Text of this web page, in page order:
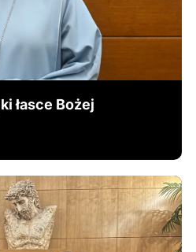
łasce Bożej